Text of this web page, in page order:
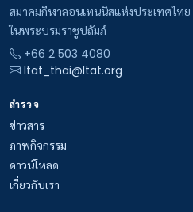
สมาคมกีฬาลอนเทนนิสแห่งประเทศไทย
ในพระบรมราชูปถัมภ์
+66 2 503 4080
ltat_thai@ltat.org
สำรวจ
ข่าวสาร
ภาพกิจกรรม
ดาวน์โหลด
เกี่ยวกับเรา